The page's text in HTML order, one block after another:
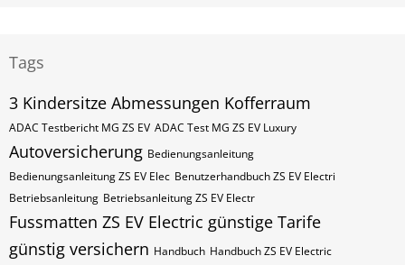
Tags
3 Kindersitze Abmessungen Kofferraum
ADAC Testbericht MG ZS EV ADAC Test MG ZS EV Luxury
Autoversicherung Bedienungsanleitung
Bedienungsanleitung ZS EV Elec Benutzerhandbuch ZS EV Electri
Betriebsanleitung Betriebsanleitung ZS EV Electr
Fussmatten ZS EV Electric günstige Tarife
günstig versichern Handbuch Handbuch ZS EV Electric